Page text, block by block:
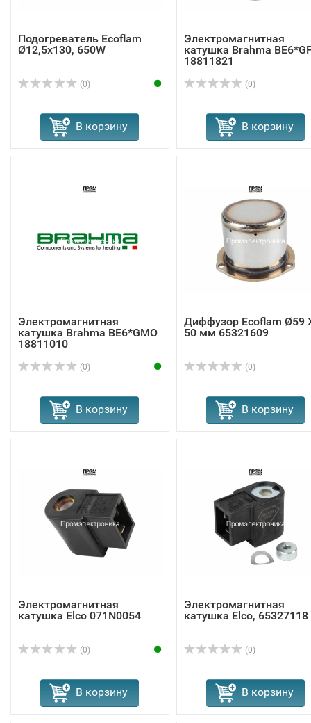
Подогреватель Ecoflam
Ø12,5x130, 650W
(0)
В корзину
Электромагнитная
катушка Brahma
18811821
(0)
В корзину
Электромагнитная
катушка Brahma BE6*GMO
18811010
(0)
В корзину
Диффузор Ecoflam Ø59
50 мм 65321609
(0)
В корзину
Электромагнитная
катушка Elco 071N0054
(0)
В корзину
Электромагнитная
катушка Elco, 65327118
(0)
В корзину